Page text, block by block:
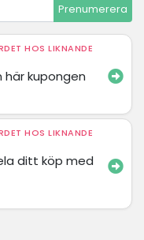
Prenumerera
HOS LIKNANDE
här kupongen
HOS LIKNANDE
ditt köp med